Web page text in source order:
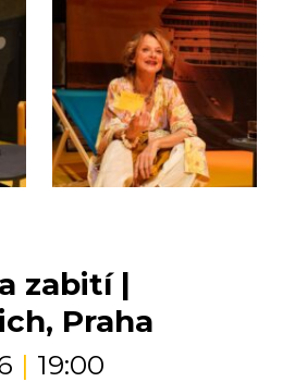
zabití |
Praha
| 19:00